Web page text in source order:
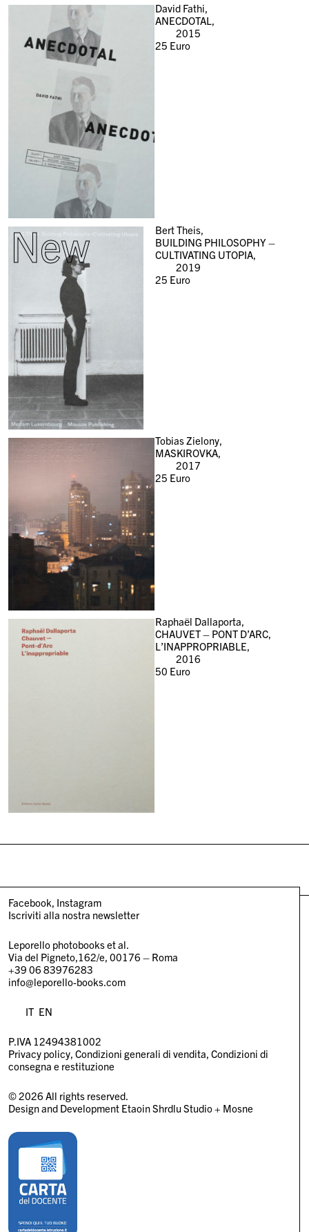
David Fathi,
ANECDOTAL,
2015
25 Euro
New
Bert Theis,
BUILDING PHILOSOPHY –
CULTIVATING UTOPIA,
2019
25 Euro
Tobias Zielony,
MASKIROVKA,
2017
25 Euro
Raphaël Dallaporta,
CHAUVET – PONT D’ARC,
L’INAPPROPRIABLE,
2016
50 Euro
Facebook Instagram
Iscriviti alla nostra newsletter
Leporello photobooks et al.
Via del Pigneto,162/e, 00176 – Roma
+39 06 83976283
info@leporello-books.com
IT EN
P.IVA 12494381002
Privacy policy Condizioni generali di vendita Condizioni di
consegna e restituzione
© 2026 All rights reserved.
Design and Development Etaoin Shrdlu Studio+ Mosne